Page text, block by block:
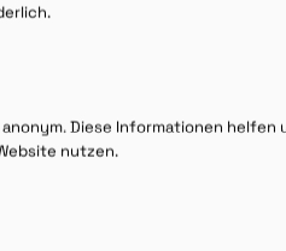
Rezept-Ausdruck
Rezept-
Diese Informationen helfen
nutzen.